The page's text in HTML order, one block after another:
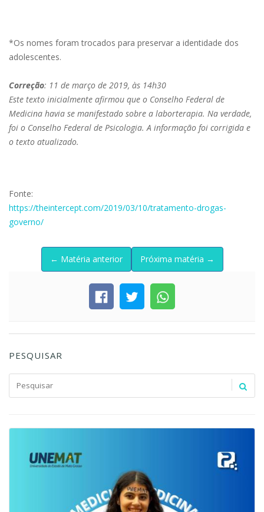
*Os nomes foram trocados para preservar a identidade dos
adolescentes.
Correção: 11 de março de 2019, às 14h30
Este texto inicialmente afirmou que o Conselho Federal de
Medicina havia se manifestado sobre a laborterapia. Na verdade,
foi o Conselho Federal de Psicologia. A informação foi corrigida e
o texto atualizado.
Fonte:
https://theintercept.com/2019/03/10/tratamento-drogas-
governo/
← Matéria anterior Próxima matéria →
PESQUISAR